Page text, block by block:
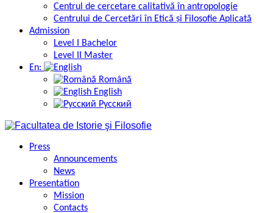
Centrul de cercetare calitativă în antropologie
Centrului de Cercetări în Etică și Filosofie Aplicată
Admission
Level I Bachelor
Level II Master
En:
Română
English
Русский
Press
Announcements
News
Presentation
Mission
Contacts